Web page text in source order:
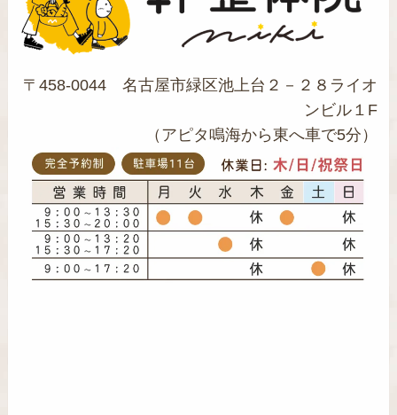
〒458-0044 名古屋市緑区池上台２－２８ライオ
ンビル１F
（アピタ鳴海から東へ車で5分）